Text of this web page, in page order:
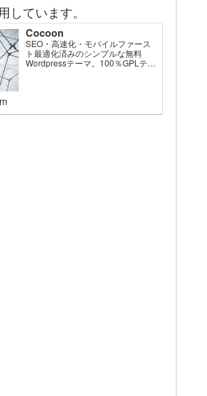
しています。
Cocoon
SEO・高速化・モバイルファース
ト最適化済みのシンプルな無料
Wordpressテーマ。100％GPLテー